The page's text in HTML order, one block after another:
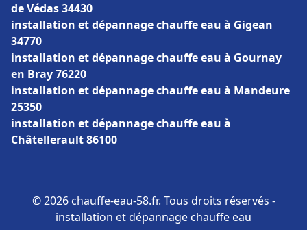
de Védas 34430
installation et dépannage chauffe eau à Gigean
34770
installation et dépannage chauffe eau à Gournay
en Bray 76220
installation et dépannage chauffe eau à Mandeure
25350
installation et dépannage chauffe eau à
Châtellerault 86100
© 2026 chauffe-eau-58.fr. Tous droits réservés -
installation et dépannage chauffe eau